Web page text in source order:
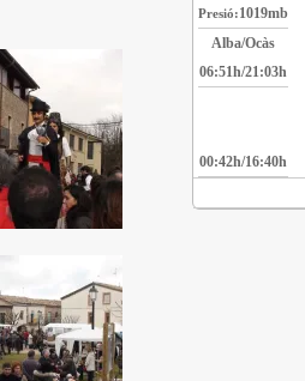
Presió:1019mb
Alba/Ocàs
06:51h/21:03h
00:42h/16:40h